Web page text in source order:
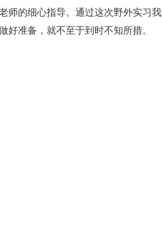
师的细心指导。通过这次野外实习我
好准备，就不至于到时不知所措。